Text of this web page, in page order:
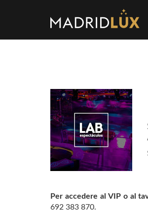
Per accedere al VIP o al
692 383 870.